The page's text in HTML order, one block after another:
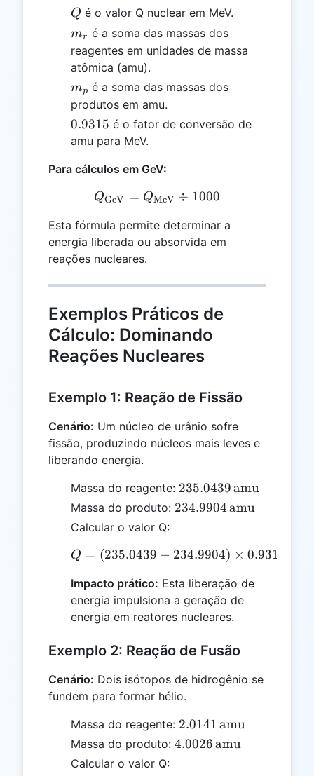
Q
Q é o valor Q nuclear em MeV.
m_r
mr é a soma das massas dos
reagentes em unidades de massa
atômica (amu).
m_p
mp é a soma das massas dos
produtos em amu.
0.9315
0.9315 é o fator de conversão de
amu para MeV.
Para cálculos em GeV:
Q_{\text{GeV}} =
QGeV = QMeV ÷ 1000
Esta fórmula permite determinar a
energia liberada ou absorvida em
reações nucleares.
Exemplos Práticos de
Cálculo: Dominando
Reações Nucleares
Exemplo 1: Reação de Fissão
Cenário: Um núcleo de urânio sofre
fissão, produzindo núcleos mais leves e
liberando energia.
Massa do reagente: 235.0439 \,
\text{amu}
235.0439amu
Massa do produto: 234.9904 \,
234.9904amu
Calcular o valor Q:
Q = (235.0439 -
Q = (235.0439 − 234.9904) × 0.9315
Impacto prático: Esta liberação de
energia impulsiona a geração de
energia em reatores nucleares.
Exemplo 2: Reação de Fusão
Cenário: Dois isótopos de hidrogênio se
fundem para formar hélio.
Massa do reagente: 2.0141 \,
\text{amu}
2.0141 amu
Massa do produto: 4.0026 \,
4.0026amu
Calcular o valor Q: